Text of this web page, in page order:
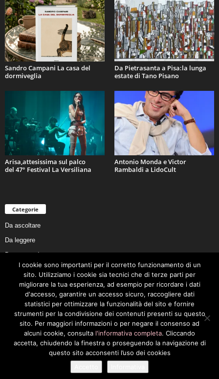
Sandro Campani La casa del
dormiveglia
Da Pietrasanta a Pisa:la lunga
estate di Tano Pisano
Arisa,attesissima sul palco
del 47° Festival La Versiliana
Antonio Monda e Victor
Rambaldi a LidoCult
Categorie
Da ascoltare
Da leggere
Da non perdere
Da conoscere
Da preservare
Da vivere
Cookie Policy
Privacy Policy
Cookie Policy
© 2026
I cookie sono importanti per il corretto funzionamento di un
sito. Utilizziamo i cookie sia tecnici che di terze parti per
migliorare la tua esperienza, ad esempio per ricordare i dati
d'accesso, garantire un accesso sicuro, raccogliere dati
statistici per ottimizzare la funzionalità del sito e fornire
strumenti per la condivisione dei contenuti presenti su questo
sito. Per maggiori informazioni o per negare il consenso ad
alcuni cookie, consulta l'informativa completa. Cliccando
accetta, chiudendo la finestra o proseguendo la navigazione di
questo sito acconsenti l’uso dei cookies